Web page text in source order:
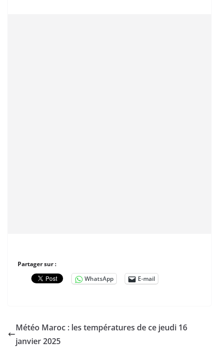
Partager sur :
WhatsApp
E-mail
Météo Maroc : les températures de ce jeudi 16
janvier 2025